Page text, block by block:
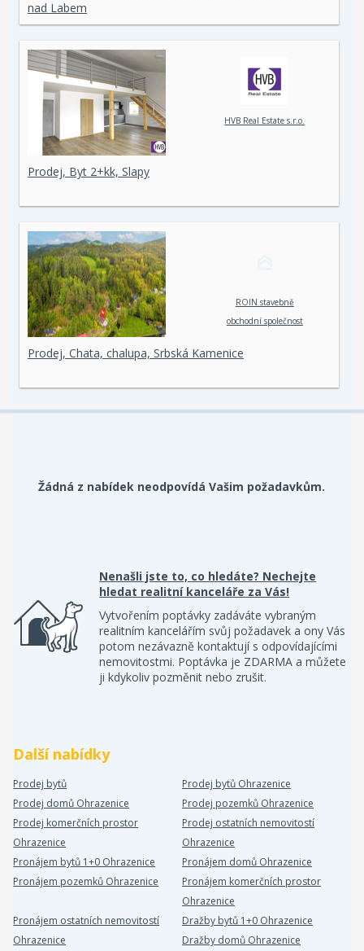
nad Labem
HVB Real Estate s.r.o.
Prodej, Byt 2+kk, Slapy
ROIN stavebně
obchodní společnost
Prodej, Chata, chalupa, Srbská Kamenice
Žádná z nabídek neodpovídá Vašim požadavkům.
Nenašli jste to, co hledáte? Nechejte
hledat realitní kanceláře za Vás!
Vytvořením poptávky zadáváte vybraným
realitním kancelářím svůj požadavek a ony Vás
potom nezávazně kontaktují s odpovídajícími
nemovitostmi. Poptávka je ZDARMA a můžete
ji kdykoliv pozměnit nebo zrušit.
Další nabídky
Prodej bytů
Prodej bytů Ohrazenice
Prodej domů Ohrazenice
Prodej pozemků Ohrazenice
Prodej komerčních prostor
Ohrazenice
Prodej ostatních nemovitostí
Ohrazenice
Pronájem bytů 1+0 Ohrazenice
Pronájem domů Ohrazenice
Pronájem pozemků Ohrazenice
Pronájem komerčních prostor
Ohrazenice
Pronájem ostatních nemovitostí
Ohrazenice
Dražby bytů 1+0 Ohrazenice
Dražby domů Ohrazenice